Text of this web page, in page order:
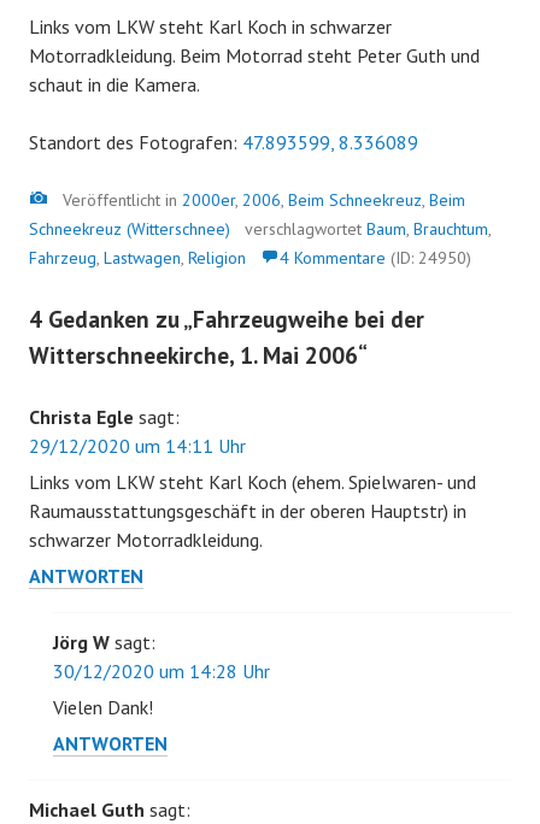
Links vom LKW steht Karl Koch in schwarzer
Motorradkleidung. Beim Motorrad steht Peter Guth und
schaut in die Kamera.
Standort des Fotografen: 47.893599, 8.336089
Bild
Veröffentlicht in 2000er, 2006, Beim Schneekreuz, Beim
Schneekreuz (Witterschnee)
verschlagwortet Baum, Brauchtum,
Fahrzeug, Lastwagen, Religion 4 Kommentare (ID: 24950)
4 Gedanken zu „Fahrzeugweihe bei der
Witterschneekirche, 1. Mai 2006“
Christa Egle sagt:
29/12/2020 um 14:11 Uhr
Links vom LKW steht Karl Koch (ehem. Spielwaren- und
Raumausstattungsgeschäft in der oberen Hauptstr) in
schwarzer Motorradkleidung.
ANTWORTEN
Jörg W sagt:
30/12/2020 um 14:28 Uhr
Vielen Dank!
ANTWORTEN
Michael Guth sagt: